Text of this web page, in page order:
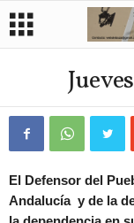
El Defensor del
Andalucía y de la